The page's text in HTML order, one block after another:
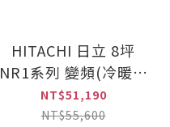
HITACHI 日立 8坪
NR1系列 變頻(冷暖雙
吹)窗型冷氣(RA-
61NR1)
NT$51,190
NT$55,600